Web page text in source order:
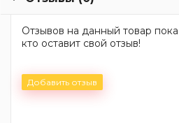
Отзывов на данный товар
кто оставит свой отзыв!
Добавить отзыв